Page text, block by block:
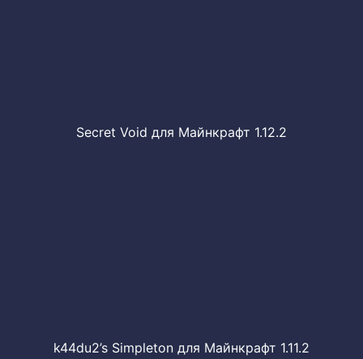
Secret Void для Майнкрафт 1.12.2
k44du2’s Simpleton для Майнкрафт 1.11.2